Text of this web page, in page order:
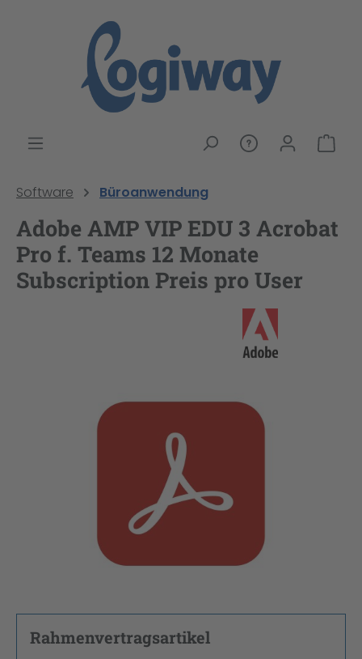
Software Büroanwendung
Adobe AMP VIP EDU 3 Acrobat
Pro f. Teams 12 Monate
Subscription Preis pro User
Bildergalerie überspringen
Rahmenvertragsartikel